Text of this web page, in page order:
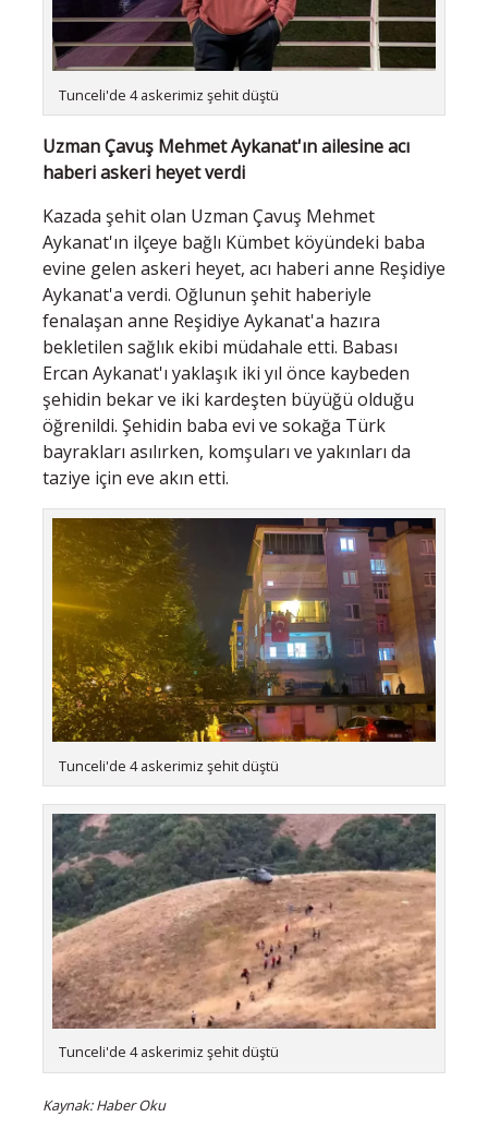
Tunceli'de 4 askerimiz şehit düştü
Uzman Çavuş Mehmet Aykanat'ın ailesine acı
haberi askeri heyet verdi
Kazada şehit olan Uzman Çavuş Mehmet
Aykanat'ın ilçeye bağlı Kümbet köyündeki baba
evine gelen askeri heyet, acı haberi anne Reşidiye
Aykanat'a verdi. Oğlunun şehit haberiyle
fenalaşan anne Reşidiye Aykanat'a hazıra
bekletilen sağlık ekibi müdahale etti. Babası
Ercan Aykanat'ı yaklaşık iki yıl önce kaybeden
şehidin bekar ve iki kardeşten büyüğü olduğu
öğrenildi. Şehidin baba evi ve sokağa Türk
bayrakları asılırken, komşuları ve yakınları da
taziye için eve akın etti.
Tunceli'de 4 askerimiz şehit düştü
Tunceli'de 4 askerimiz şehit düştü
Kaynak: Haber Oku